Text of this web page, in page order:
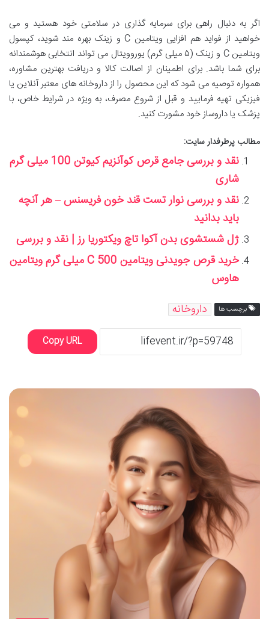
اگر به دنبال راهی برای سرمایه گذاری در سلامتی خود هستید و می
خواهید از فواید هم افزایی ویتامین C و زینک بهره مند شوید، کپسول
ویتامین C و زینک (۵ میلی گرم) یوروویتال می تواند انتخابی هوشمندانه
برای شما باشد. برای اطمینان از اصالت کالا و دریافت بهترین مشاوره،
همواره توصیه می شود که این محصول را از داروخانه های معتبر آنلاین یا
فیزیکی تهیه فرمایید و قبل از شروع مصرف، به ویژه در شرایط خاص، با
پزشک یا داروساز خود مشورت کنید.
مطالب پرطرفدار سایت:
نقد و بررسی جامع قرص کوآنزیم کیوتن 100 میلی گرم
شاری
نقد و بررسی نوار تست قند خون فریسنس – هر آنچه
باید بدانید
ژل شستشوی بدن آکوا تاچ ویکتوریا رز | نقد و بررسی
خرید قرص جویدنی ویتامین C 500 میلی گرم ویتامین
هاوس
برچسب ها داروخانه
Copy URL